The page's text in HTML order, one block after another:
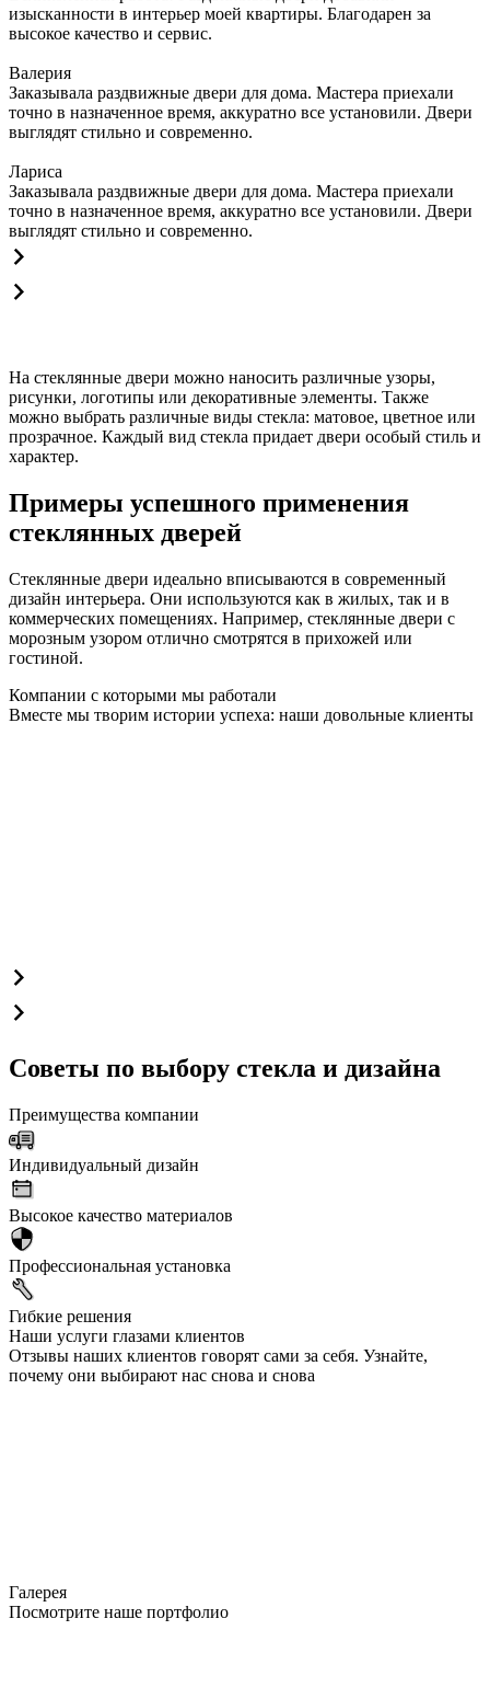
изысканности в интерьер моей квартиры. Благодарен за
высокое качество и сервис.
Валерия
Заказывала раздвижные двери для дома. Мастера приехали
точно в назначенное время, аккуратно все установили. Двери
выглядят стильно и современно.
Лариса
Заказывала раздвижные двери для дома. Мастера приехали
точно в назначенное время, аккуратно все установили. Двери
выглядят стильно и современно.
На стеклянные двери можно наносить различные узоры,
рисунки, логотипы или декоративные элементы. Также
можно выбрать различные виды стекла: матовое, цветное или
прозрачное. Каждый вид стекла придает двери особый стиль и
характер.
Примеры успешного применения
стеклянных дверей
Стеклянные двери идеально вписываются в современный
дизайн интерьера. Они используются как в жилых, так и в
коммерческих помещениях. Например, стеклянные двери с
морозным узором отлично смотрятся в прихожей или
гостиной.
Компании с которыми мы работали
Вместе мы творим истории успеха: наши довольные клиенты
Советы по выбору стекла и дизайна
Преимущества компании
Индивидуальный дизайн
Высокое качество материалов
Профессиональная установка
Гибкие решения
Наши услуги глазами клиентов
Отзывы наших клиентов говорят сами за себя. Узнайте,
почему они выбирают нас снова и снова
Галерея
Посмотрите наше портфолио